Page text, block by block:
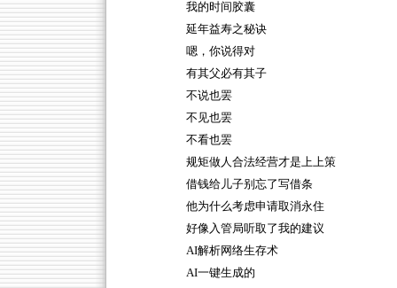
我的时间胶囊
延年益寿之秘诀
嗯，你说得对
有其父必有其子
不说也罢
不见也罢
不看也罢
规矩做人合法经营才是上上策
借钱给儿子别忘了写借条
他为什么考虑申请取消永住
好像入管局听取了我的建议
AI解析网络生存术
AI一键生成的